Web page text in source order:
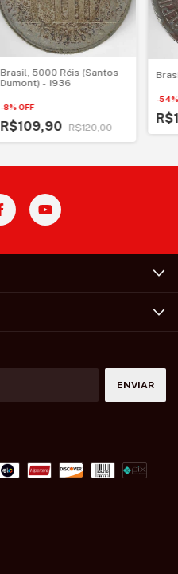
Brasil, 5000 Réis (Santos
Dumont) - 1936
-8%OFF
R$109,90 R$120,00
-54